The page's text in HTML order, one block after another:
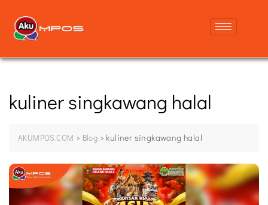
kuliner singkawang halal
AKUMPOS.COM > Blog > kuliner singkawang halal